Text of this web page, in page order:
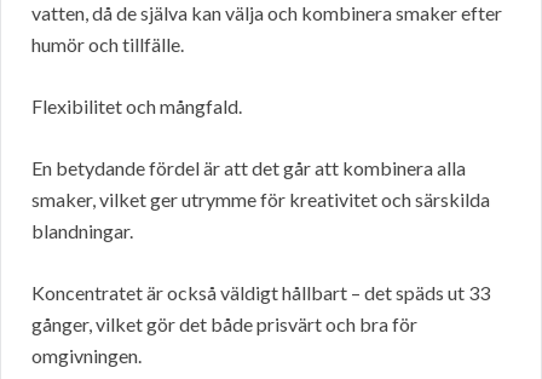
vatten, då de själva kan välja och kombinera smaker efter
humör och tillfälle.
Flexibilitet och mångfald.
En betydande fördel är att det går att kombinera alla
smaker, vilket ger utrymme för kreativitet och särskilda
blandningar.
Koncentratet är också väldigt hållbart – det späds ut 33
gånger, vilket gör det både prisvärt och bra för
omgivningen.